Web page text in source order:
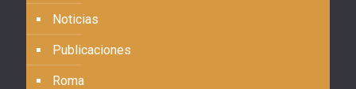
Noticias
Publicaciones
Roma